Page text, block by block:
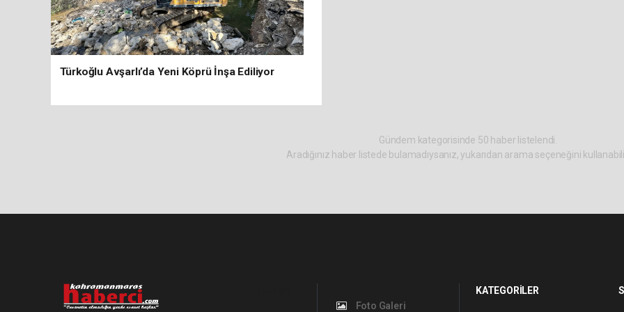
Türkoğlu Avşarlı’da Yeni Köprü İnşa Ediliyor
Gündem kategorisinde 50 haber listelendi.
Aradığınız haber listede bulamadıysanız, yukarıdan arama seçeneğini
Foto Galeri
KATEGORİLER